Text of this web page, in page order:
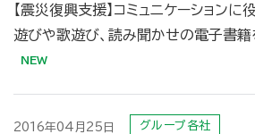
【震災復興支援】コミュニケーションに
遊びや歌遊び、読み聞かせの電子書籍
2016年04月25日 グループ各社